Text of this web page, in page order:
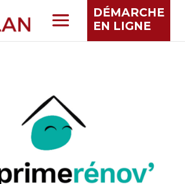
DÉMARCHE
EN LIGNE